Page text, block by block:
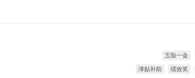
五险一金
津贴补助
绩效奖